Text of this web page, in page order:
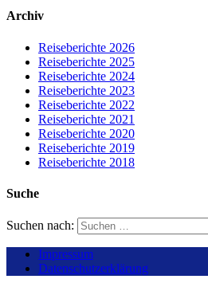
Archiv
Reiseberichte 2026
Reiseberichte 2025
Reiseberichte 2024
Reiseberichte 2023
Reiseberichte 2022
Reiseberichte 2021
Reiseberichte 2020
Reiseberichte 2019
Reiseberichte 2018
Suche
Suchen nach:
Impressum
Datenschutzerklärung